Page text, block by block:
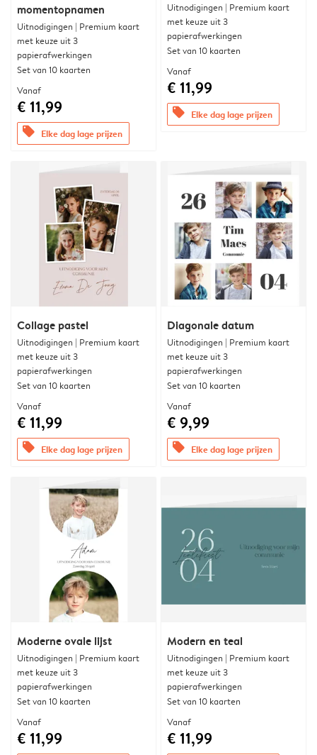
momentopnamen
Uitnodigingen | Premium kaart
met keuze uit 3
papierafwerkingen
Set van 10 kaarten
Vanaf
€ 11,99
offers Elke dag lage prijzen
Uitnodigingen | Premium kaart
met keuze uit 3
papierafwerkingen
Set van 10 kaarten
Vanaf
€ 11,99
offers Elke dag lage prijzen
Collage pastel
Uitnodigingen | Premium kaart
met keuze uit 3
papierafwerkingen
Set van 10 kaarten
Vanaf
€ 11,99
offers Elke dag lage prijzen
Diagonale datum
Uitnodigingen | Premium kaart
met keuze uit 3
papierafwerkingen
Set van 10 kaarten
Vanaf
€ 9,99
offers Elke dag lage prijzen
Moderne ovale lijst
Uitnodigingen | Premium kaart
met keuze uit 3
papierafwerkingen
Set van 10 kaarten
Vanaf
€ 11,99
Modern en teal
Uitnodigingen | Premium kaart
met keuze uit 3
papierafwerkingen
Set van 10 kaarten
Vanaf
€ 11,99